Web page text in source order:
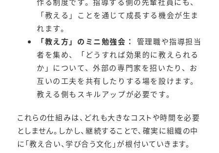
「教える」ことを通じて成長する機会が生ま
れます。
「教え方」のミニ勉強会：
管理職や指導担当
者を集め、「どうすれば効果的に教えられる
か」について、外部の専門家を招いたり、お
互いの工夫を共有したりする場を設けます。
教える側もスキルアップが必要です。
これらの仕組みは、どれも大きなコストや時間を必要
としません。しかし、継続することで、確実に組織の中
に「教え合い、学び合う文化」が根付いていきます。